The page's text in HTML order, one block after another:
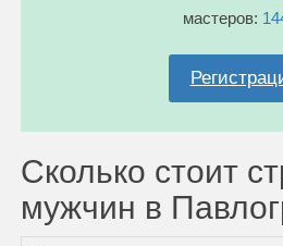
мастеров:
Сколько стоит
мужчин в